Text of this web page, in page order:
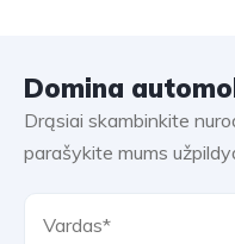
Domina
Drąsiai skambinkite
parašykite mums